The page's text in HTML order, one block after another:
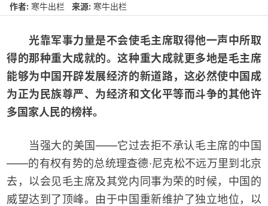
作者: 寒牛出栏 来源: 寒牛出栏
光靠军事力量是不会使毛主席取得他一声中所取
得的那种重大成就的。这种重大成就更多地是毛主席
能够为中国开辟发展经济的新道路，这必然使中国成
为正为民族尊严、为经济和文化平等而斗争的其他许
多国家人民的榜样。
当强大的美国——它过去拒不承认毛主席的中国
——的有权有势的总统理查德·尼克松不远万里到北京
去，以会见毛主席及其党内同事为荣的时候，中国的
威望达到了顶峰。由于中国重新维护了独立地位，以